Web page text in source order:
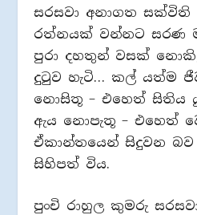
සරසවා අනාගත සක්විති
රත්නයක් වන්නට සරණ
පුරා දහතුන් වසක්
දුටුව හැටි… කල් යත්ම
නොසිතූ – එහෙත් සිතිය
ඇය නොපැතූ – එහෙත්
ඒකාන්තයෙන් සිදුවන බව
සිහිපත් විය.
පුංචි රාහුල කුමරු